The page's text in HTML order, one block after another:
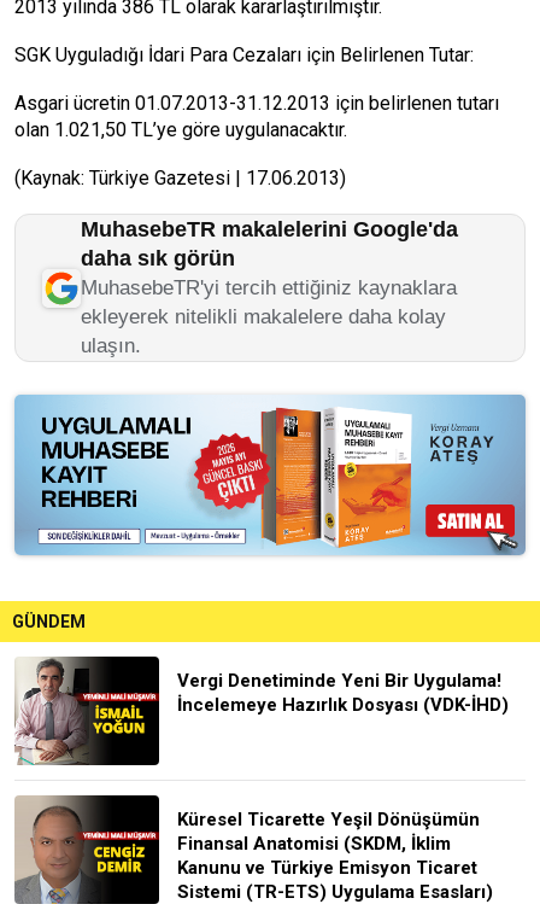
2013 yılında 386 TL olarak kararlaştırılmıştır.
SGK Uyguladığı İdari Para Cezaları için Belirlenen Tutar:
Asgari ücretin 01.07.2013-31.12.2013 için belirlenen tutarı
olan 1.021,50 TL’ye göre uygulanacaktır.
(Kaynak: Türkiye Gazetesi | 17.06.2013)
MuhasebeTR makalelerini Google'da
daha sık görün
MuhasebeTR'yi tercih ettiğiniz kaynaklara
ekleyerek nitelikli makalelere daha kolay
ulaşın.
GÜNDEM
Vergi Denetiminde Yeni Bir Uygulama!
İncelemeye Hazırlık Dosyası (VDK-İHD)
Küresel Ticarette Yeşil Dönüşümün
Finansal Anatomisi (SKDM, İklim
Kanunu ve Türkiye Emisyon Ticaret
Sistemi (TR-ETS) Uygulama Esasları)